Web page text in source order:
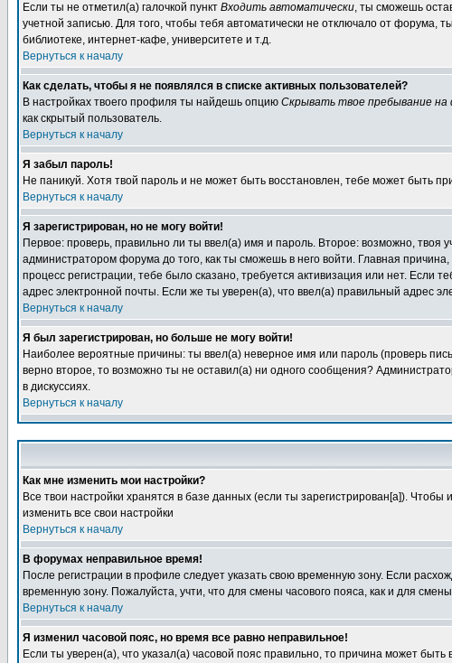
Если ты не отметил(а) галочкой пункт Входить автоматически, ты сможешь
учетной записью. Для того, чтобы тебя автоматически не отключало от форума,
библиотеке, интернет-кафе, университете и т.д.
Вернуться к началу
Как сделать, чтобы я не появлялся в списке активных пользователей?
В настройках твоего профиля ты найдешь опцию Скрывать твое пребывание на
как скрытый пользователь.
Вернуться к началу
Я забыл пароль!
Не паникуй. Хотя твой пароль и не может быть восстановлен, тебе может быть
Вернуться к началу
Я зарегистрирован, но не могу войти!
Первое: проверь, правильно ли ты ввел(а) имя и пароль. Второе: возможно,
администратором форума до того, как ты сможешь в него войти. Главная
процесс регистрации, тебе было сказано, требуется активизация или нет. Если
адрес электронной почты. Если же ты уверен(а), что ввел(а) правильный адрес
Вернуться к началу
Я был зарегистрирован, но больше не могу войти!
Наиболее вероятные причины: ты ввел(а) неверное имя или пароль (проверь
верно второе, то возможно ты не оставил(а) ни одного сообщения?
в дискуссиях.
Вернуться к началу
Как мне изменить мои настройки?
Все твои настройки хранятся в базе данных (если ты зарегистрирован[а]). Чтобы
изменить все свои настройки
Вернуться к началу
В форумах неправильное время!
После регистрации в профиле следует указать свою временную зону. Если
временную зону. Пожалуйста, учти, что для смены часового пояса, как и для
Вернуться к началу
Я изменил часовой пояс, но время все равно неправильное!
Если ты уверен(а), что указал(а) часовой пояс правильно, то причина может